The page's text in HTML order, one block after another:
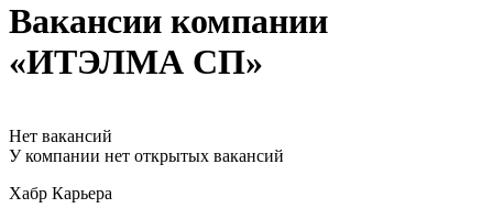
Вакансии компании
«ИТЭЛМА СП»
Нет вакансий
У компании нет открытых вакансий
Хабр Карьера